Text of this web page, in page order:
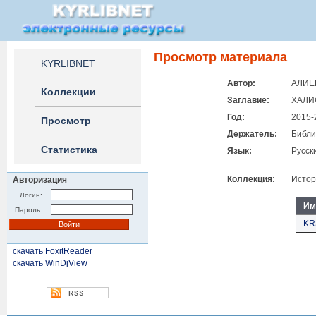
KYRLIBNET
Коллекции
Просмотр
Статистика
Авторизация
Логин:
Пароль:
скачать FoxitReader
скачать WinDjView
Просмотр материала
Автор:
Заглавие:
Год:
2015-
Держатель:
Язык:
Коллекция: